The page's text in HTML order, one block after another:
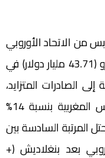
من الاتحاد الأوروبي
بنسبة 37.3% بإجمالي 43.54 مليار يورو (43.71 مليار دولار) في
الصادرات المتزايد،
ارتفع متوسط ​​تكاليف صناعة الملابس المغربية بنسبة 14%
6 أشهر الأولى من 2022، لتحتل المرتبة السادسة بين
بعد بنغلاديش (+